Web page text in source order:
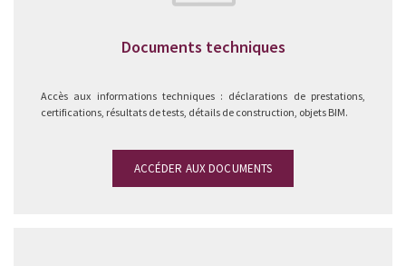
Documents techniques
Accès aux informations techniques : déclarations de prestations,
certifications, résultats de tests, détails de construction, objets BIM.
ACCÉDER AUX DOCUMENTS